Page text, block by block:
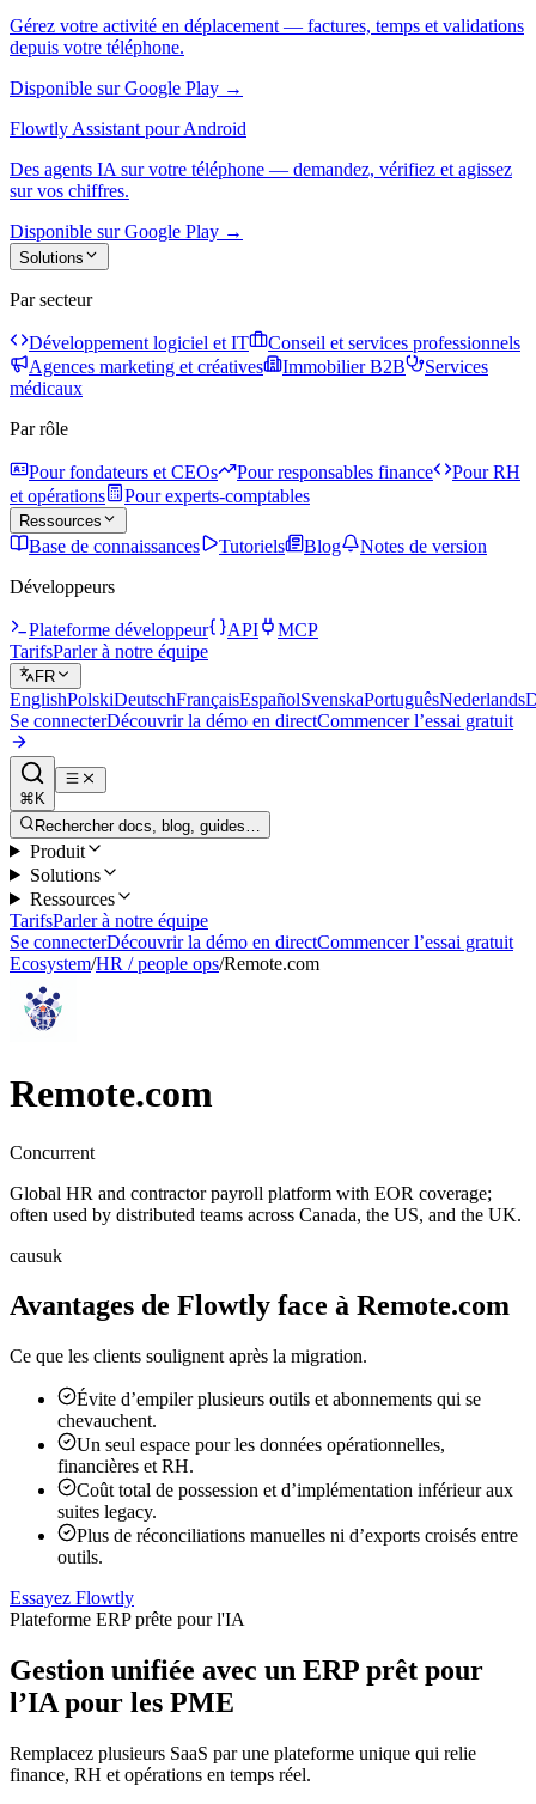
Gérez votre activité en déplacement — factures, temps et validations
depuis votre téléphone.
Disponible sur Google Play →
Flowtly Assistant pour Android
Des agents IA sur votre téléphone — demandez, vérifiez et agissez
sur vos chiffres.
Disponible sur Google Play →
Solutions
Par secteur
Développement logiciel et IT
Conseil et services professionnels
Agences marketing et créatives
Immobilier B2B
Services
médicaux
Par rôle
Pour fondateurs et CEOs Pour responsables finance
Pour RH
et opérations
Pour experts-comptables
Ressources
Base de connaissances Tutoriels Blog
Notes de version
Développeurs
Plateforme développeur API
MCP
TarifsParler à notre équipe
FR
EnglishPolskiDeutschFrançaisEspañolSvenskaPortuguêsNederlands
Se connecterDécouvrir la démo en directCommencer l’essai gratuit
⌘K
Rechercher docs, blog, guides…
Produit
Solutions
Ressources
TarifsParler à notre équipe
Se connecterDécouvrir la démo en directCommencer l’essai gratuit
Ecosystem/HR / people ops/Remote.com
Remote.com
Concurrent
Global HR and contractor payroll platform with EOR coverage;
often used by distributed teams across Canada, the US, and the UK.
causuk
Avantages de Flowtly face à Remote.com
Ce que les clients soulignent après la migration.
Évite d’empiler plusieurs outils et abonnements qui se
chevauchent.
Un seul espace pour les données opérationnelles,
financières et RH.
Coût total de possession et d’implémentation inférieur aux
suites legacy.
Plus de réconciliations manuelles ni d’exports croisés entre
outils.
Essayez Flowtly
Plateforme ERP prête pour l'IA
Gestion unifiée avec un ERP prêt pour
l’IA pour les PME
Remplacez plusieurs SaaS par une plateforme unique qui relie
finance, RH et opérations en temps réel.